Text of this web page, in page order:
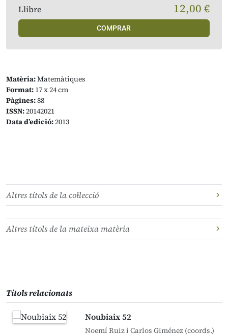
Matèria:Matemàtiques
Format: 17 x 24 cm
Pàgines:88
ISSN:20142021
Data d’edició:2013
Llibre 12,00 €
COMPRAR
Altres títols de la col·lecció
Altres títols de la mateixa matèria
Títols relacionats
Noubiaix 52
Noemí Ruiz i Carlos Giménez (coords.)